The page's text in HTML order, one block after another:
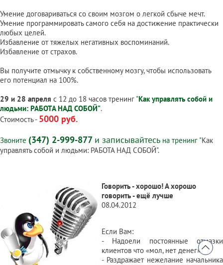
Умение договариваться со своим мозгом о легкой сбыче мечт.
Умение программировать самого себя на достижение практически
любых целей.
Избавление от тяжелых негативных воспоминаний.
Избавление от страхов.
Вы получите отмычку к собственному мозгу, чтобы использовать
его потенциал на 100%.
29 и 28 апреля с 12 до 18 часов тренинг "Как управлять собой и
людьми: РАБОТА НАД СОБОЙ".
Стоимость - 5000 руб.
Звоните (347) 2-999-877 и записывайтесь на тренинг "Как
управлять собой и людьми: РАБОТА НАД СОБОЙ".
Говорить - хорошо! А хорошо
говорить - ещё лучше
08.04.2012
Если Вам:
- Надоели постоянные отмазки
клиентов что «мол, нет денег».
- Раздражает нежелание начальника